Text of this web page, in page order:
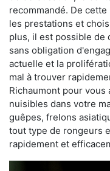
recommandé. De
les prestations et
plus, il est possible de
sans obligation
actuelle et la
mal à trouver
Richaumont pour
nuisibles dans votre
guêpes, frelons
tout type de rongeurs
rapidement et